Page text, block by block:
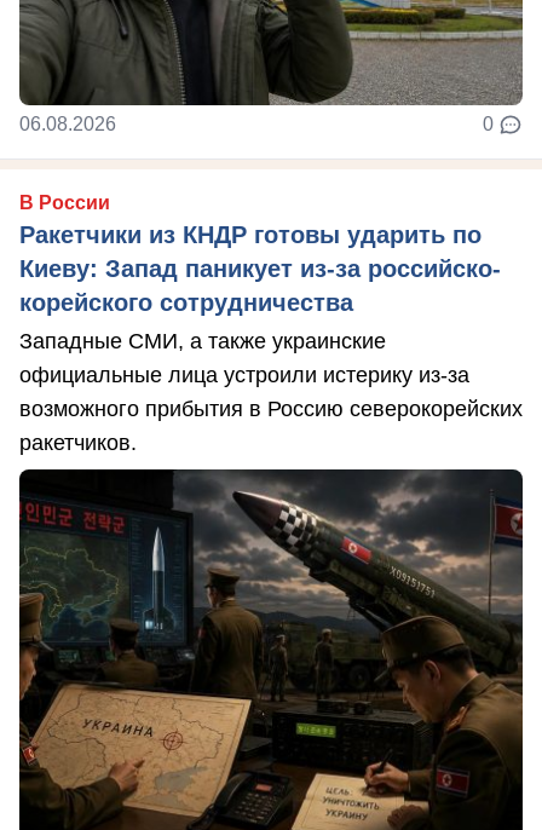
06.08.2026 0
В России
Ракетчики из КНДР готовы ударить по
Киеву: Запад паникует из-за российско-
корейского сотрудничества
Западные СМИ, а также украинские
официальные лица устроили истерику из-за
возможного прибытия в Россию северокорейских
ракетчиков.